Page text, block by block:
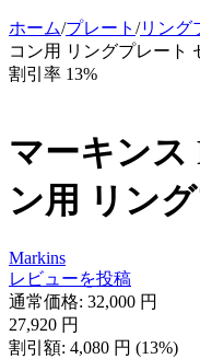
ホーム/プレート /リング
コン用 リングプレート
割引率 13%
マーキンス
ン用 リン
Markins
レビューを投稿
通常価格: 32,000 円
27,920 円
割引額: 4,080 円 (13%)